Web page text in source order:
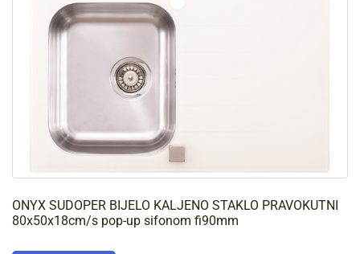
ONYX SUDOPER BIJELO KALJENO STAKLO PRAVOKUTNI
80x50x18cm/s pop-up sifonom fi90mm